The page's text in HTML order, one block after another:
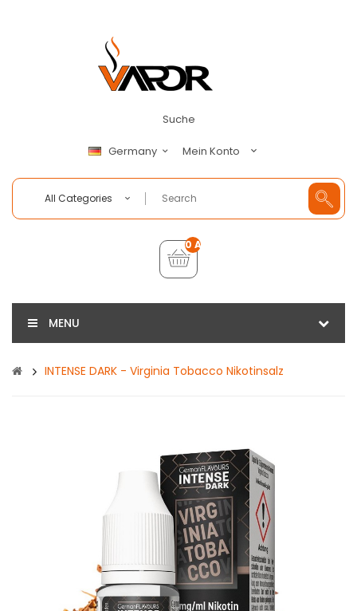
Suche
Germany Mein Konto
All Categories
0 Artikel - €0,00
MENU
INTENSE DARK - Virginia Tobacco Nikotinsalz